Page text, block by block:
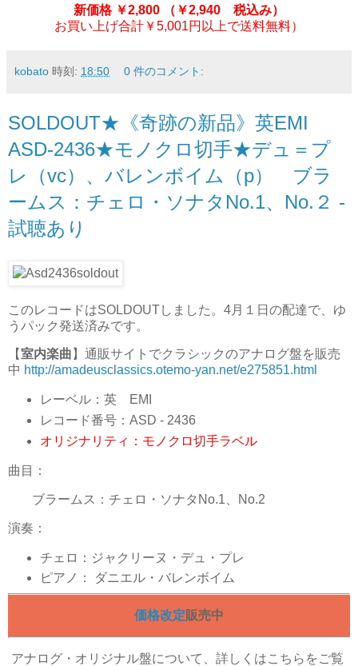
新価格 ￥2,800
（￥2,940 税込み）
お買い上げ合計￥5,001円以上で送料無料）
kobato 時刻: 18:50 0 件のコメント:
SOLDOUT★《奇跡の新品》英EMI
ASD-2436★モノクロ切手★デュ＝プ
レ（vc）、バレンボイム（p） ブラ
ームス：チェロ・ソナタNo.1、No.２ -
試聴あり
このレコードはSOLDOUTしました。4月１日の配達で、ゆ
うパック発送済みです。
【室内楽曲 】通販サイトでクラシックのアナログ盤を販売
中 http://amadeusclassics.otemo-yan.net/e275851.html
レーベル：英 EMI
レコード番号：ASD - 2436
オリジナリティ：モノクロ切手ラベル
曲目：
ブラームス：チェロ・ソナタNo.1、No.2
演奏：
チェロ：ジャクリーヌ・デュ・プレ
ピアノ： ダニエル・バレンボイム
価格改定販売中
アナログ ・オリジナル盤について、詳しくはこちらをご覧